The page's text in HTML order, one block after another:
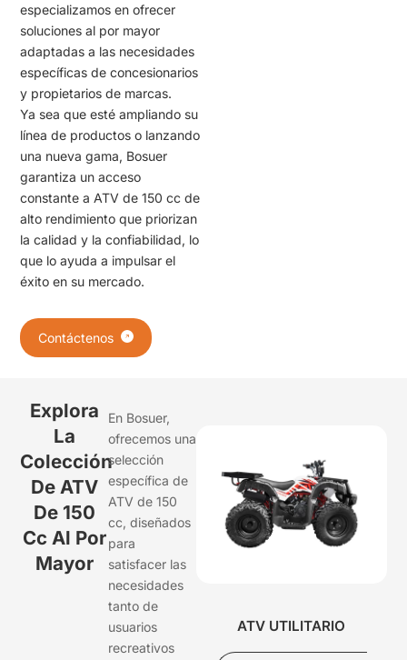
especializamos en ofrecer
soluciones al por mayor
adaptadas a las necesidades
específicas de concesionarios
y propietarios de marcas.
Ya sea que esté ampliando su
línea de productos o lanzando
una nueva gama, Bosuer
garantiza un acceso
constante a ATV de 150 cc de
alto rendimiento que priorizan
la calidad y la confiabilidad, lo
que lo ayuda a impulsar el
éxito en su mercado.
Contáctenos
Explora
La
Colección
De ATV
De 150
Cc Al Por
Mayor
En Bosuer,
ofrecemos una
selección
específica de
ATV de 150
cc, diseñados
para
satisfacer las
necesidades
tanto de
usuarios
recreativos
ATV UTILITARIO